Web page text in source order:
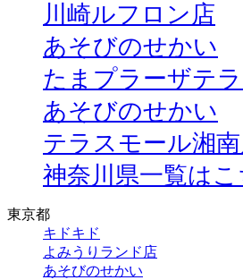
川崎ルフロン店
あそびのせかい
たまプラーザテ
あそびのせかい
テラスモール湘
神奈川県一覧はこ
東京都
キドキド
よみうりランド店
あそびのせかい